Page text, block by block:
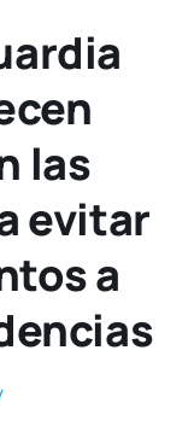
las
evitar
a